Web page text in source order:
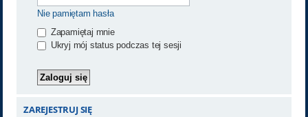
Nie pamiętam hasła
Zapamiętaj mnie
Ukryj mój status podczas tej sesji
ZAREJESTRUJ SIĘ